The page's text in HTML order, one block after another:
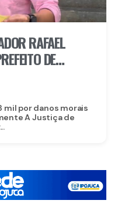
RAFAEL
DE
NÃO PROTEGE
mil por danos morais
A Justiça de